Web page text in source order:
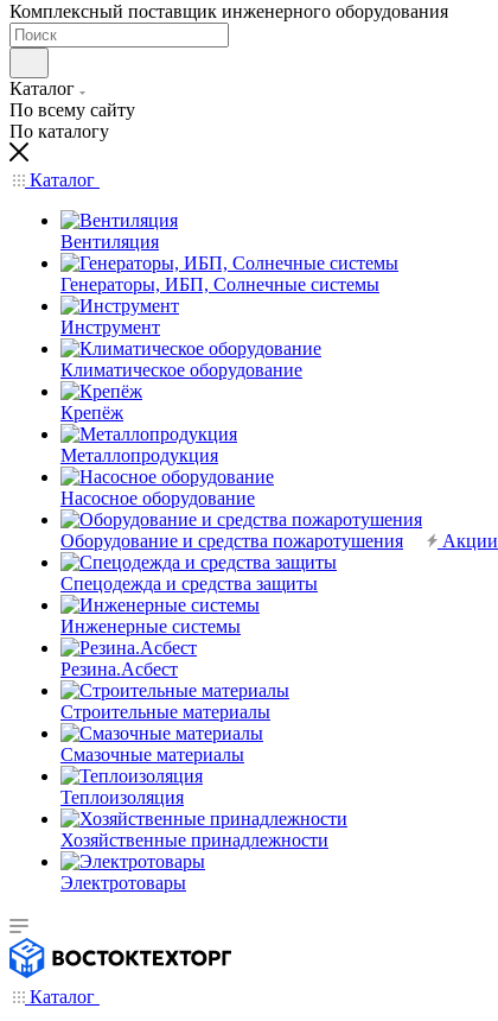
Комплексный поставщик инженерного оборудования
Каталог
По всему сайту
По каталогу
Каталог
Вентиляция
Генераторы, ИБП, Солнечные системы
Инструмент
Климатическое оборудование
Крепёж
Металлопродукция
Насосное оборудование
Оборудование и средства пожаротушения
Спецодежда и средства защиты
Инженерные системы
Резина.Асбест
Строительные материалы
Смазочные материалы
Теплоизоляция
Хозяйственные принадлежности
Электротовары
Акции
Каталог